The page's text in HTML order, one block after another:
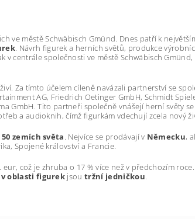
ve městě Schwäbisch Gmünd. Dnes patří k
. Návrh figurek a herních světů, produkce
v centrále společnosti ve městě Schwäbisch
Za tímto účelem cíleně navázali partnerství se
AG, Friedrich Oetinger GmbH, Schmidt
GmbH. Tito partneři společně vnášejí herní světy
a audioknih, čímž figurkám vdechují zcela nový
50 zemích světa . Nejvíce se prodávají v Německu,
Spojené království a Francie.
což je zhruba o 17 % více než v předchozím
v oblasti figurek jsou tržní jedničkou